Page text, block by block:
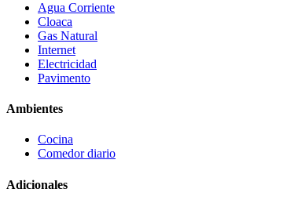
Agua Corriente
Cloaca
Gas Natural
Internet
Electricidad
Pavimento
Ambientes
Cocina
Comedor diario
Adicionales